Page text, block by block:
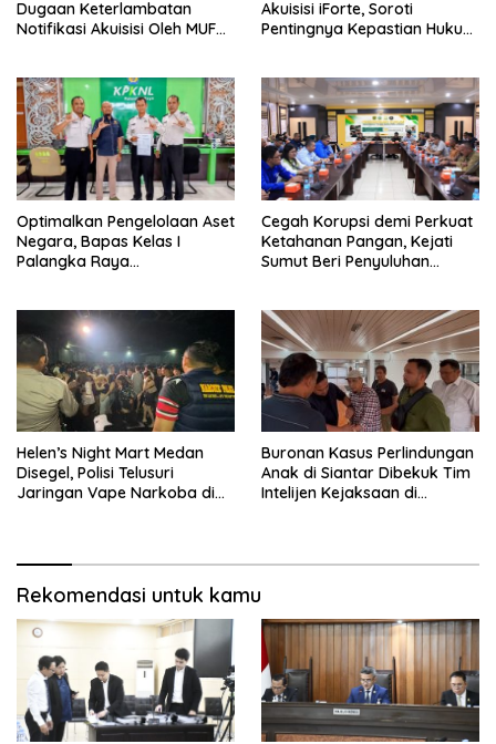
Dugaan Keterlambatan
Notifikasi Akuisisi Oleh MUFG
Akuisisi iForte, Soroti
Pentingnya Kepastian Hukum
Optimalkan Pengelolaan Aset
Negara, Bapas Kelas I
Palangka Raya
Cegah Korupsi demi Perkuat
Ketahanan Pangan, Kejati
Sumut Beri Penyuluhan
Helen’s Night Mart Medan
Disegel, Polisi Telusuri
Jaringan Vape Narkoba di
Buronan Kasus Perlindungan
Anak di Siantar Dibekuk Tim
Intelijen Kejaksaan di
Rekomendasi untuk kamu